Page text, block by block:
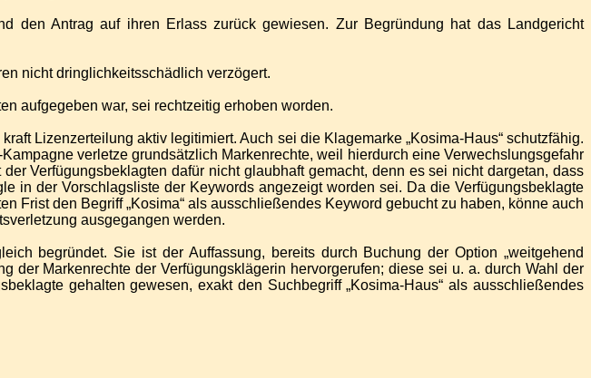
den Antrag auf ihren Erlass zurück gewiesen. Zur Begründung hat das Landgericht
nicht dringlichkeitsschädlich verzögert.
aufgegeben war, sei rechtzeitig erhoben worden.
Lizenzerteilung aktiv legitimiert. Auch sei die Klagemarke „Kosima-Haus“ schutzfähig.
verletze grundsätzlich Markenrechte, weil hierdurch eine Verwechslungsgefahr
Verfügungsbeklagten dafür nicht glaubhaft gemacht, denn es sei nicht dargetan, dass
in der Vorschlagsliste der Keywords angezeigt worden sei. Da die Verfügungsbeklagte
Frist den Begriff „Kosima“ als ausschließendes Keyword gebucht zu haben, könne auch
ausgegangen werden.
begründet. Sie ist der Auffassung, bereits durch Buchung der Option „weitgehend
der Markenrechte der Verfügungsklägerin hervorgerufen; diese sei u. a. durch Wahl der
gehalten gewesen, exakt den Suchbegriff „Kosima-Haus“ als ausschließendes